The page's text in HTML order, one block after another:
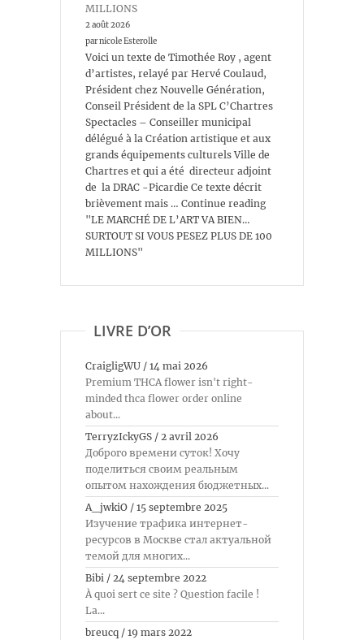
MILLIONS
2 août 2026
par nicole Esterolle
Voici un texte de Timothée Roy , agent
d’artistes, relayé par Hervé Coulaud,
Président chez Nouvelle Génération,
Conseil Président de la SPL C’Chartres
Spectacles – Conseiller municipal
délégué à la Création artistique et aux
grands équipements culturels Ville de
Chartres et qui a été directeur adjoint
de la DRAC -Picardie Ce texte décrit
brièvement mais … Continue reading
"LE MARCHÉ DE L’ART VA BIEN…
SURTOUT SI VOUS PESEZ PLUS DE 100
MILLIONS"
LIVRE D’OR
CraigligWU / 14 mai 2026
Premium THCA flower isn't right-
minded thca flower order online
about...
TerryzIckyGS / 2 avril 2026
Доброго времени суток! Хочу
поделиться своим реальным
опытом нахождения бюджетных...
A_jwkiO / 15 septembre 2025
Изучение трафика интернет-
ресурсов в Москве стал актуальной
темой для многих...
Bibi / 24 septembre 2022
À quoi sert ce site ? Question facile !
La...
breucq / 19 mars 2022